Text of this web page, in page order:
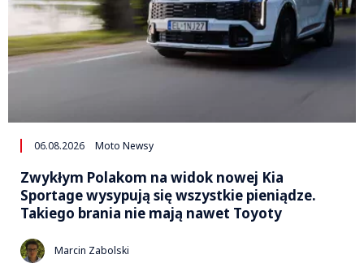
06.08.2026 Moto Newsy
Zwykłym Polakom na widok nowej Kia
Sportage wysypują się wszystkie pieniądze.
Takiego brania nie mają nawet Toyoty
Marcin Zabolski